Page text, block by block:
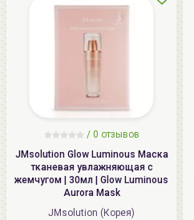
/ 0 отзывов
JMsolution Glow Luminous Маска
тканевая увлажняющая с
жемчугом | 30мл | Glow Luminous
Aurora Mask
JMsolution (Корея)